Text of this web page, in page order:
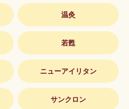
温灸
若甦
ニューアイリタン
サンクロン